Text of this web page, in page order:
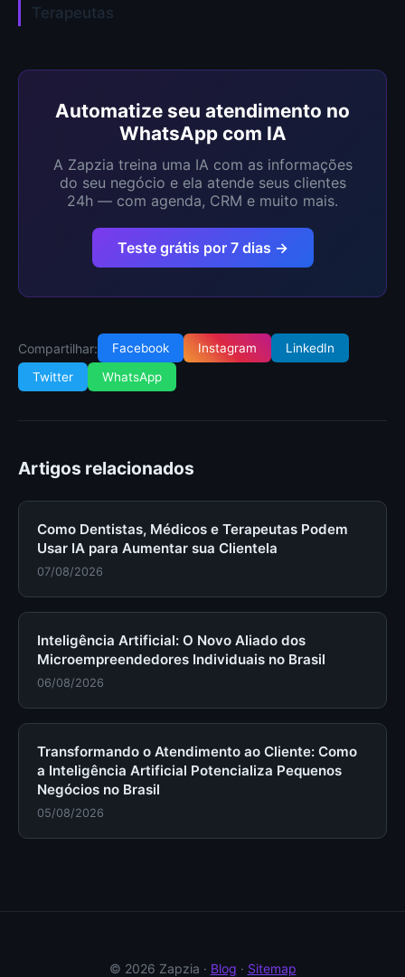
Terapeutas
Automatize seu atendimento no
WhatsApp com IA
A Zapzia treina uma IA com as informações
do seu negócio e ela atende seus clientes
24h — com agenda, CRM e muito mais.
Teste grátis por 7 dias →
Compartilhar: Facebook Instagram
LinkedIn
Twitter
WhatsApp
Artigos relacionados
Como Dentistas, Médicos e Terapeutas Podem
Usar IA para Aumentar sua Clientela
07/08/2026
Inteligência Artificial: O Novo Aliado dos
Microempreendedores Individuais no Brasil
06/08/2026
Transformando o Atendimento ao Cliente: Como
a Inteligência Artificial Potencializa Pequenos
Negócios no Brasil
05/08/2026
© 2026 Zapzia · Blog · Sitemap